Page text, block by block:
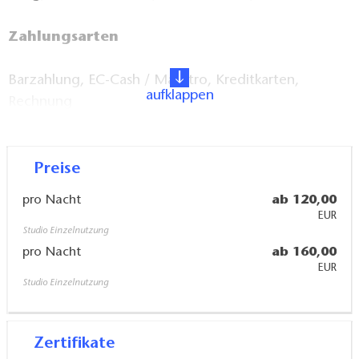
Zahlungsarten
Barzahlung, EC-Cash / Maestro, Kreditkarten,
Dusche/WC, Badewanne/WC, gut ausgestatte Küche
mit Kühlschrank, TV, WLAN, Schreibtisch
Gartenbereich mit Sitz- und Grillmöglichkeiten,
aufklappen
Preise
pro Nacht ab 120,00
EUR
Studio Einzelnutzung
pro Nacht ab 160,00
EUR
Studio Einzelnutzung
Zertifikate